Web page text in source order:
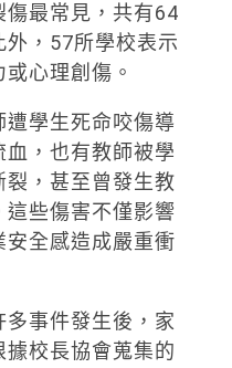
最常見，共有64
，57所學校表示
心理創傷。
學生死命咬傷導
，也有教師被學
，甚至曾發生教
些傷害不僅影響
全感造成嚴重衝
事件發生後，家
校長協會蒐集的